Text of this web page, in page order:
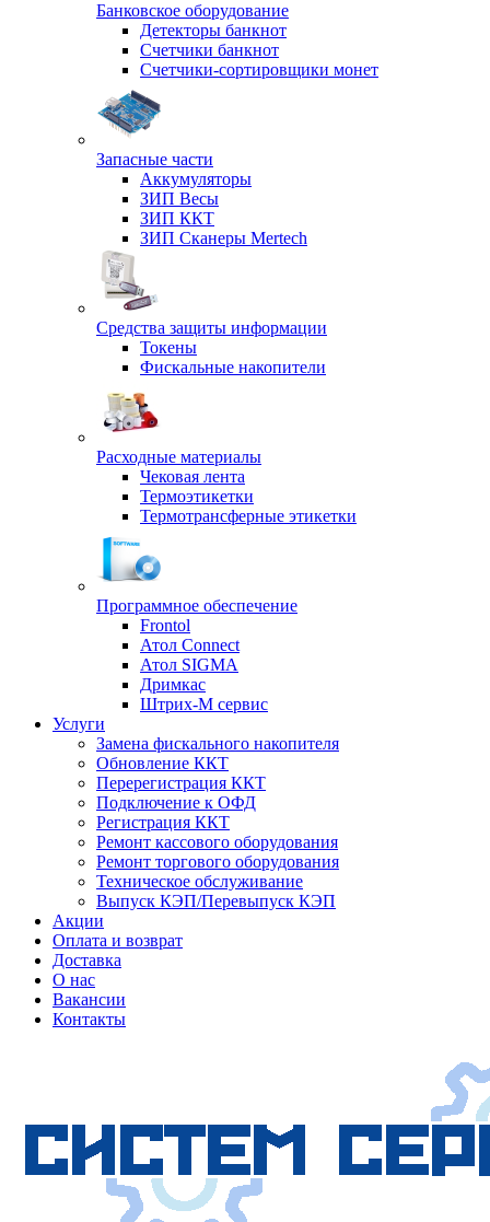
Банковское оборудование
Детекторы банкнот
Счетчики банкнот
Счетчики-сортировщики монет
Запасные части
Аккумуляторы
ЗИП Весы
ЗИП ККТ
ЗИП Сканеры Mertech
Средства защиты информации
Токены
Фискальные накопители
Расходные материалы
Чековая лента
Термоэтикетки
Термотрансферные этикетки
Программное обеспечение
Frontol
Атол Connect
Атол SIGMA
Дримкас
Штрих-М сервис
Услуги
Замена фискального накопителя
Обновление ККТ
Перерегистрация ККТ
Подключение к ОФД
Регистрация ККТ
Ремонт кассового оборудования
Ремонт торгового оборудования
Техническое обслуживание
Выпуск КЭП/Перевыпуск КЭП
Акции
Оплата и возврат
Доставка
О нас
Вакансии
Контакты